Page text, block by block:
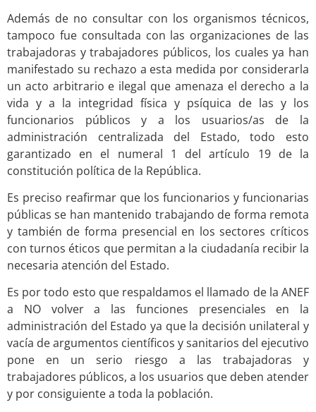
Además de no consultar con los organismos técnicos,
tampoco fue consultada con las organizaciones de las
trabajadoras y trabajadores públicos, los cuales ya han
manifestado su rechazo a esta medida por considerarla
un acto arbitrario e ilegal que amenaza el derecho a la
vida y a la integridad física y psíquica de las y los
funcionarios públicos y a los usuarios/as de la
administración centralizada del Estado, todo esto
garantizado en el numeral 1 del artículo 19 de la
constitución política de la República.
Es preciso reafirmar que los funcionarios y funcionarias
públicas se han mantenido trabajando de forma remota
y también de forma presencial en los sectores críticos
con turnos éticos que permitan a la ciudadanía recibir la
necesaria atención del Estado.
Es por todo esto que respaldamos el llamado de la ANEF
a NO volver a las funciones presenciales en la
administración del Estado ya que la decisión unilateral y
vacía de argumentos científicos y sanitarios del ejecutivo
pone en un serio riesgo a las trabajadoras y
trabajadores públicos, a los usuarios que deben atender
y por consiguiente a toda la población.